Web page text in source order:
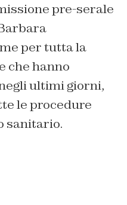
pre-serale
per tutta la
che hanno
ultimi giorni,
le procedure
sanitario.